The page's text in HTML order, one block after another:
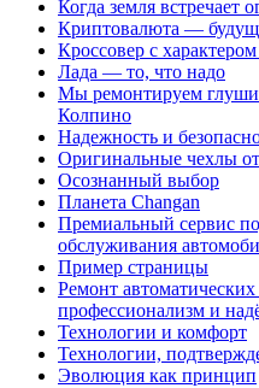
Когда земля встречает
Криптовалюта —
Кроссовер с
Лада — то, что надо
Мы ремонтируем
Колпино
Надежность и
Оригинальные чехлы от
Осознанный выбор
Планета Changan
Премиальный сервис
обслуживания
Пример страницы
Ремонт
профессионализм и
Технологии и комфорт
Технологии,
Эволюция как принцип